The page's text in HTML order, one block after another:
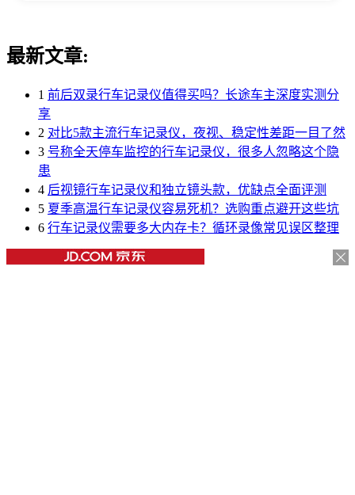
最新文章:
1 前后双录行车记录仪值得买吗？长途车主深度实测分
享
2 对比5款主流行车记录仪，夜视、稳定性差距一目了然
3 号称全天停车监控的行车记录仪，很多人忽略这个隐
患
4 后视镜行车记录仪和独立镜头款，优缺点全面评测
5 夏季高温行车记录仪容易死机？选购重点避开这些坑
6 行车记录仪需要多大内存卡？循环录像常见误区整理